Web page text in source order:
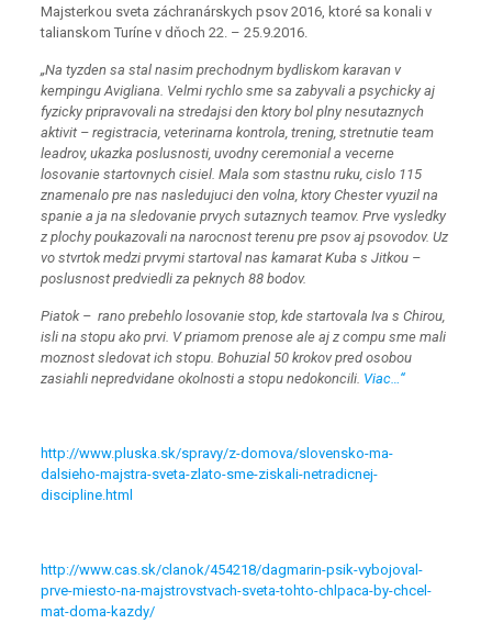
Majsterkou sveta záchranárskych psov 2016, ktoré sa konali v
talianskom Turíne v dňoch 22. – 25.9.2016.
„Na tyzden sa stal nasim prechodnym bydliskom karavan v
kempingu Avigliana. Velmi rychlo sme sa zabyvali a psychicky aj
fyzicky pripravovali na stredajsi den ktory bol plny nesutaznych
aktivit – registracia, veterinarna kontrola, trening, stretnutie team
leadrov, ukazka poslusnosti, uvodny ceremonial a vecerne
losovanie startovnych cisiel. Mala som stastnu ruku, cislo 115
znamenalo pre nas nasledujuci den volna, ktory Chester vyuzil na
spanie a ja na sledovanie prvych sutaznych teamov. Prve vysledky
z plochy poukazovali na narocnost terenu pre psov aj psovodov. Uz
vo stvrtok medzi prvymi startoval nas kamarat Kuba s Jitkou –
poslusnost predviedli za peknych 88 bodov.
Piatok – rano prebehlo losovanie stop, kde startovala Iva s Chirou,
isli na stopu ako prvi. V priamom prenose ale aj z compu sme mali
moznost sledovat ich stopu. Bohuzial 50 krokov pred osobou
zasiahli nepredvidane okolnosti a stopu nedokoncili. Viac…“
http://www.pluska.sk/spravy/z-domova/slovensko-ma-
dalsieho-majstra-sveta-zlato-sme-ziskali-netradicnej-
discipline.html
http://www.cas.sk/clanok/454218/dagmarin-psik-vybojoval-
prve-miesto-na-majstrovstvach-sveta-tohto-chlpaca-by-chcel-
mat-doma-kazdy/